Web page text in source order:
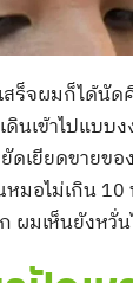
ร็จผมก็ได้นัด
นเข้าไปแบบ
เยียดขายขอ
มอไม่เกิน
มเห็นยังหวั่น